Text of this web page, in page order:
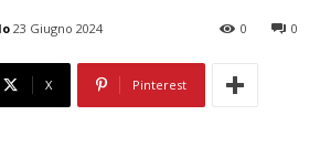
23 Giugno 2024 0
0
X Pinterest